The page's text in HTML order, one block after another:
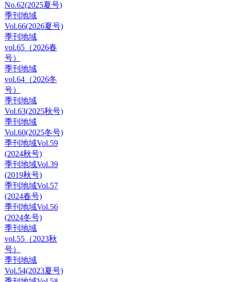
No.62(2025夏号)
季刊地域
Vol.66(2026夏号)
季刊地域
vol.65（2026春
号）
季刊地域
vol.64（2026冬
号）
季刊地域
Vol.63(2025秋号)
季刊地域
Vol.60(2025冬号)
季刊地域Vol.59
(2024秋号)
季刊地域Vol.39
(2019秋号)
季刊地域Vol.57
(2024春号)
季刊地域Vol.56
(2024冬号)
季刊地域
vol.55（2023秋
号）
季刊地域
Vol.54(2023夏号)